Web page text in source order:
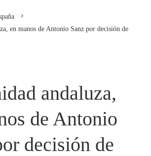
en manos de Antonio Sanz por decisión de
andaluza,
de Antonio
decisión de